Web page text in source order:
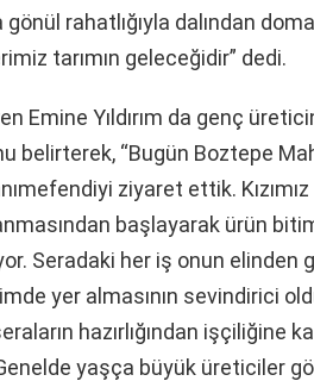
rahatlığıyla dalından
tarımın geleceğidir” dedi.
Emine Yıldırım da genç
belirterek, “Bugün Boztepe
ziyaret ettik.
başlayarak ürün
Seradaki her iş onun elinden
yer almasının sevindirici
hazırlığından işçiliğine
yaşça büyük üreticiler